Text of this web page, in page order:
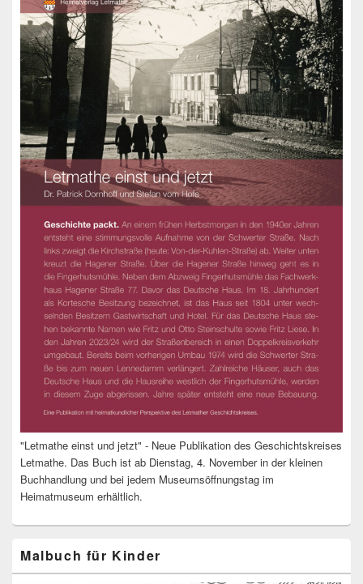
"Letmathe einst und jetzt" - Neue Publikation des Geschichtskreises
Letmathe. Das Buch ist ab Dienstag, 4. November in der kleinen
Buchhandlung und bei jedem Museumsöffnungstag im
Heimatmuseum erhältlich.
Malbuch für Kinder